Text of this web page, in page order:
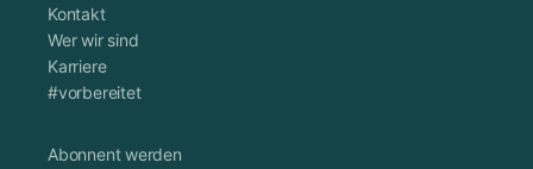
Kontakt
Wer wir sind
Karriere
#vorbereitet
Abonnent werden